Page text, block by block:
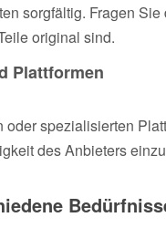
sorgfältig. Fragen
original sind.
Plattformen
spezialisierten
des Anbieters